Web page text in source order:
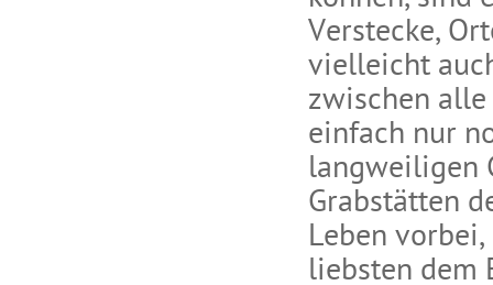
Verstecke,
vielleicht
zwischen
einfach nur
langweiligen
Grabstätten
Leben
liebsten dem